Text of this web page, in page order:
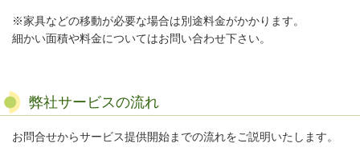
※家具などの移動が必要な場合は別途料金がかかります。
細かい面積や料金についてはお問い合わせ下さい。
弊社サービスの流れ
お問合せからサービス提供開始までの流れをご説明いたします。